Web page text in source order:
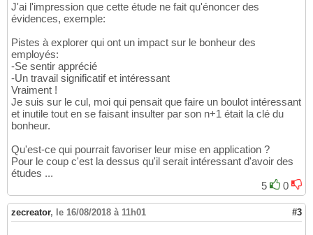
J'ai l'impression que cette étude ne fait qu'énoncer des
évidences, exemple:
Pistes à explorer qui ont un impact sur le bonheur des
employés:
-Se sentir apprécié
-Un travail significatif et intéressant
Vraiment !
Je suis sur le cul, moi qui pensait que faire un boulot intéressant
et inutile tout en se faisant insulter par son n+1 était la clé du
bonheur.
Qu'est-ce qui pourrait favoriser leur mise en application ?
Pour le coup c'est la dessus qu'il serait intéressant d'avoir des
études ...
5
0
zecreator, le 16/08/2018 à 11h01 #3